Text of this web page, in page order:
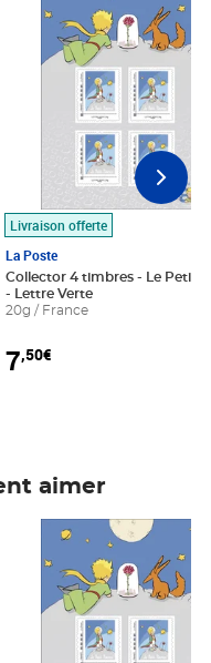
au panier
Livraison offerte
La Poste
Collector 4 timbres - Le Petit
- Lettre Verte
20g / France
7,50€
aimer
Prix 7,50€